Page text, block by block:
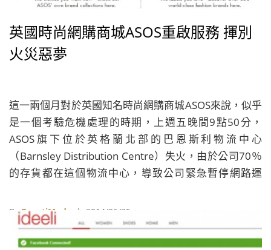
英國時尚網購商城ASOS重啟服務 揮別
火災惡夢
這一兩個月對於英國知名時尚網購商城ASOS來說，似乎
是一個考驗危機處理的時期，上週五晚間9點50分，
ASOS旗下位於英格蘭北部的巴恩斯利物流中心
（Barnsley Distribution Centre）失火，由於公司70％
的存貨都在這個物流中心，導致公司緊急暫停網路運
ASOS，接著又遇上大火的考驗，這樣的遭遇，一度讓部
分媒體擔心，ASOS會因此面臨倒閉危機。 還好ASOS事
前已經有為庫存損失和業務中斷投保全額保險，同時也
ByBeautiMode | 2014/06/25